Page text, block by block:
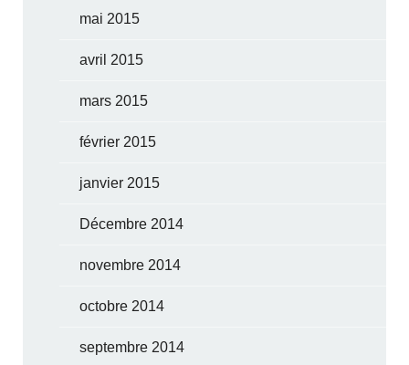
mai 2015
avril 2015
mars 2015
février 2015
janvier 2015
Décembre 2014
novembre 2014
octobre 2014
septembre 2014